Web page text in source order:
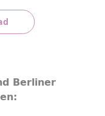
Berliner